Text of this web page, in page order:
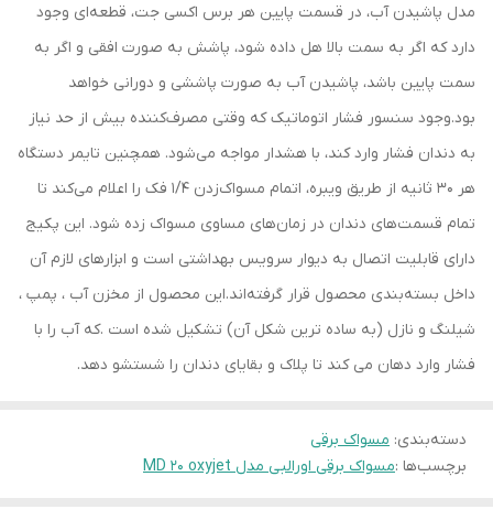
مدل پاشیدن آب، در قسمت پایین هر برس اکسی جت، قطعه‌ای وجود
دارد که اگر به سمت بالا هل داده شود، پاشش به صورت افقی و اگر به
سمت پایین باشد، پاشیدن آب به صورت پاششی و دورانی خواهد
بود.وجود سنسور فشار اتوماتیک که وقتی مصرف‌کننده بیش ‌از حد نیاز
به دندان فشار وارد کند، با هشدار مواجه می‌شود. همچنین تایمر دستگاه
هر 30 ثانیه از طریق ویبره، اتمام مسواک‌زدن 1/4 فک را اعلام می‌کند تا
تمام قسمت‌های دندان در زمان‌های مساوی مسواک زده شود. این پکیج
دارای قابلیت اتصال به دیوار سرویس بهداشتی است و ابزارهای لازم آن
داخل بسته‌بندی محصول قرار گرفته‌اند.این محصول از مخزن آب ، پمپ ،
شیلنگ و نازل (به ساده ترین شکل آن) تشکیل شده است .که آب را با
فشار وارد دهان می کند تا پلاک و بقایای دندان را شستشو دهد.
دسته‌بندی: مسواک برقی
برچسب‌ها :مسواک برقی اورالبی مدل MD 20 oxyjet